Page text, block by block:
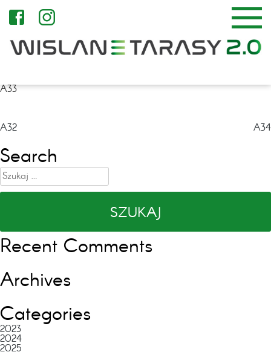
A33
Nawigacja
wpisu
A32 A34
Search
Szukaj:
Recent Comments
Archives
Categories
2023
2024
2025